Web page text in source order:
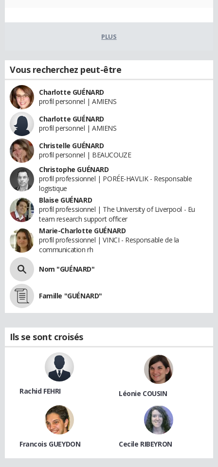
PLUS
Vous recherchez peut-être
Charlotte GUÉNARD
profil personnel | AMIENS
Charlotte GUÉNARD
profil personnel | AMIENS
Christelle GUÉNARD
profil personnel | BEAUCOUZE
Christophe GUÉNARD
profil professionnel | PORÉE-HAVLIK - Responsable
logistique
Blaise GUÉNARD
profil professionnel | The University of Liverpool - Eu
team research support officer
Marie-Charlotte GUÉNARD
profil professionnel | VINCI - Responsable de la
communication rh
Nom "GUÉNARD"
Famille "GUÉNARD"
Ils se sont croisés
Rachid FEHRI Léonie COUSIN
Francois GUEYDON Cecile RIBEYRON